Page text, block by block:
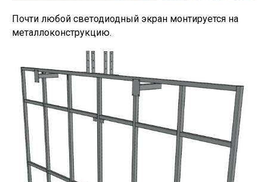
Почти любой светодиодный экран монтируется на
металлоконструкцию.